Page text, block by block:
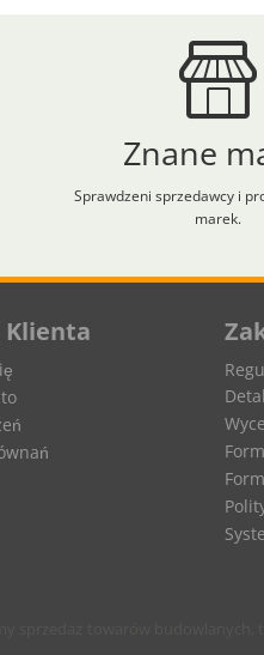
Znane
Sprawdzeni sprzedawcy i
marek.
Naciśnij Alt+H aby
Klienta